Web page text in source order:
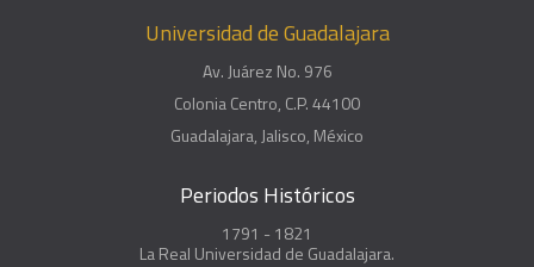
Universidad de Guadalajara
Av. Juárez No. 976
Colonia Centro, C.P. 44100
Guadalajara, Jalisco, México
Periodos Históricos
1791 - 1821
La Real Universidad de Guadalajara.